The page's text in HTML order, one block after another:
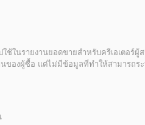
ช้ในรายงานยอดขายสำหรับครีเอเตอร์ผู้
ของผู้ซื้อ แต่ไม่มีข้อมูลที่ทำให้สามารถร